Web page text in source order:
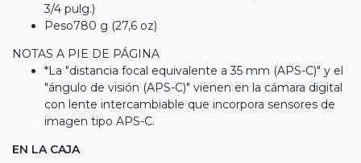
3/4 pulg.)
Peso780 g (27,6 oz)
NOTAS A PIE DE PÁGINA
*La "distancia focal equivalente a 35 mm (APS-C)" y el
"ángulo de visión (APS-C)" vienen en la cámara digital
con lente intercambiable que incorpora sensores de
imagen tipo APS-C.
EN LA CAJA